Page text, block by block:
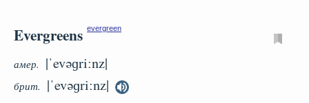
Evergreens evergreen
амер. |ˈevəɡriːnz|
брит. |ˈevəɡriːnz|